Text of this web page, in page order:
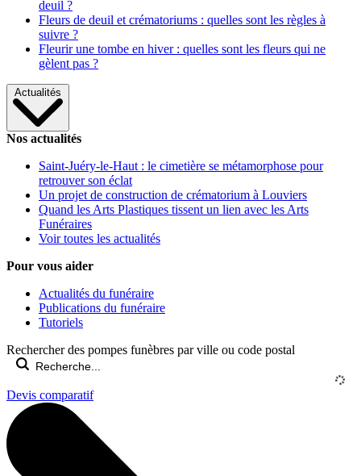
deuil ?
Fleurs de deuil et crématoriums : quelles sont les règles à
suivre ?
Fleurir une tombe en hiver : quelles sont les fleurs qui ne
gèlent pas ?
Actualités
Nos actualités
Saint-Juéry-le-Haut : le cimetière se métamorphose pour
retrouver son éclat
Un projet de construction de crématorium à Louviers
Quand les Arts Plastiques tissent un lien avec les Arts
Funéraires
Voir toutes les actualités
Pour vous aider
Actualités du funéraire
Publications du funéraire
Tutoriels
Rechercher des pompes funèbres par ville ou code postal
Devis comparatif